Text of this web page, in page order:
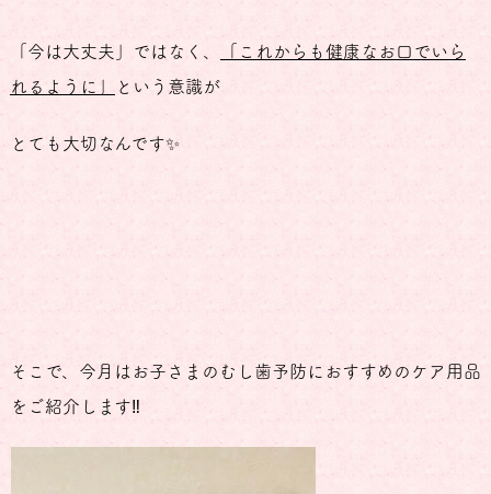
「今は大丈夫」ではなく、
「これからも健康なお口でいら
れるように」
という意識が
とても大切なんです✨
そこで、今月はお子さまのむし歯予防におすすめのケア用品
をご紹介します‼️